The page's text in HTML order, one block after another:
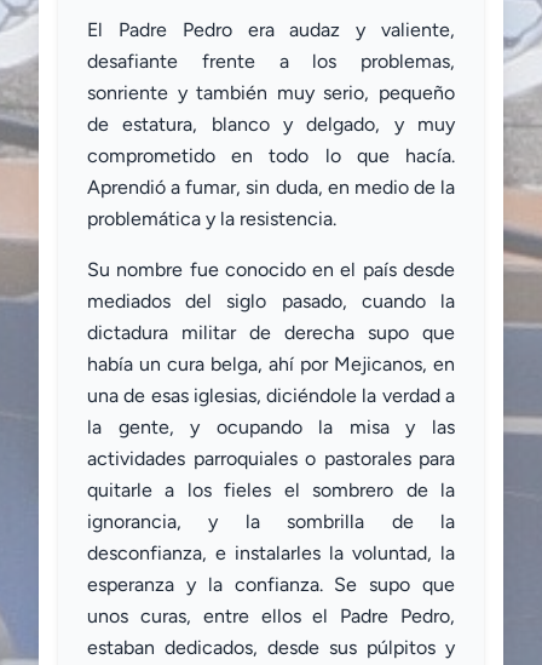
El Padre Pedro era audaz y valiente,
desafiante frente a los problemas,
sonriente y también muy serio, pequeño
de estatura, blanco y delgado, y muy
comprometido en todo lo que hacía.
Aprendió a fumar, sin duda, en medio de la
problemática y la resistencia.
Su nombre fue conocido en el país desde
mediados del siglo pasado, cuando la
dictadura militar de derecha supo que
había un cura belga, ahí por Mejicanos, en
una de esas iglesias, diciéndole la verdad a
la gente, y ocupando la misa y las
actividades parroquiales o pastorales para
quitarle a los fieles el sombrero de la
ignorancia, y la sombrilla de la
desconfianza, e instalarles la voluntad, la
esperanza y la confianza. Se supo que
unos curas, entre ellos el Padre Pedro,
estaban dedicados, desde sus púlpitos y